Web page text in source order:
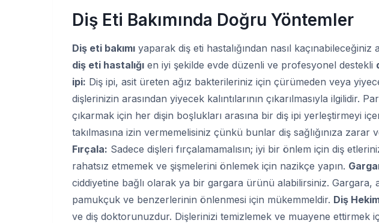
Diş Eti Bakımında Doğru Yöntemler
Diş eti bakımı yaparak diş eti hastalığından nasıl kaçınabileceğiniz
diş eti hastalığı en iyi şekilde evde düzenli ve profesyonel destekli
ipi: Diş ipi, asit üreten ağız bakterileriniz için çürümeden veya
dişlerinizin arasından yiyecek kalıntılarının çıkarılmasıyla ilgilidir.
çıkarmak için her dişin boşlukları arasına bir diş ipi yerleştirmeyi
takılmasına izin vermemelisiniz çünkü bunlar diş sağlığınıza zarar
Fırçala: Sadece dişleri fırçalamamalısın; iyi bir önlem için diş
rahatsız etmemek ve şişmelerini önlemek için nazikçe yapın.
ciddiyetine bağlı olarak ya bir gargara ürünü alabilirsiniz. Gargara,
pamukçuk ve benzerlerinin önlenmesi için mükemmeldir. Diş
ve diş doktorunuzdur. Dişlerinizi temizlemek ve muayene ettirmek